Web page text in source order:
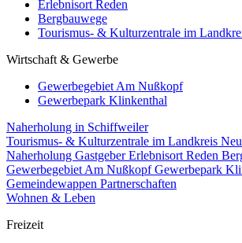
Erlebnisort Reden
Bergbauwege
Tourismus- & Kulturzentrale im
Wirtschaft & Gewerbe
Gewerbegebiet Am Nußkopf
Gewerbepark Klinkenthal
Naherholung in Schiffweiler
Tourismus- & Kulturzentrale im Landkreis
Naherholung GastgeberErlebnisort Reden
Gewerbegebiet Am NußkopfGewerbepark
Gemeindewappen Partnerschaften
Wohnen & Leben
Freizeit